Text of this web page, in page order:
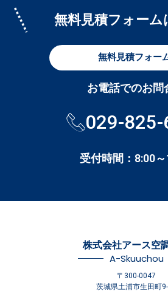
無料見積フォーム
無料見積フォー
お電話でのお問
029-825-
受付時間：8:00
株式会社アース空
A-Skuuchou
〒300-0047
茨城県土浦市生田町